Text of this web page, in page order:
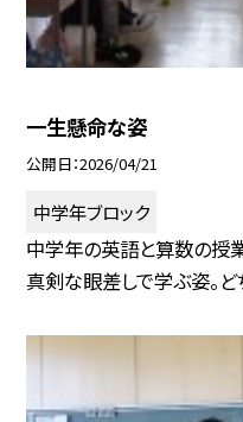
一生懸命な姿
公開日 2026/04/21
中学年ブロック
中学年の英語と算数の授
真剣な眼差しで学ぶ姿。ど